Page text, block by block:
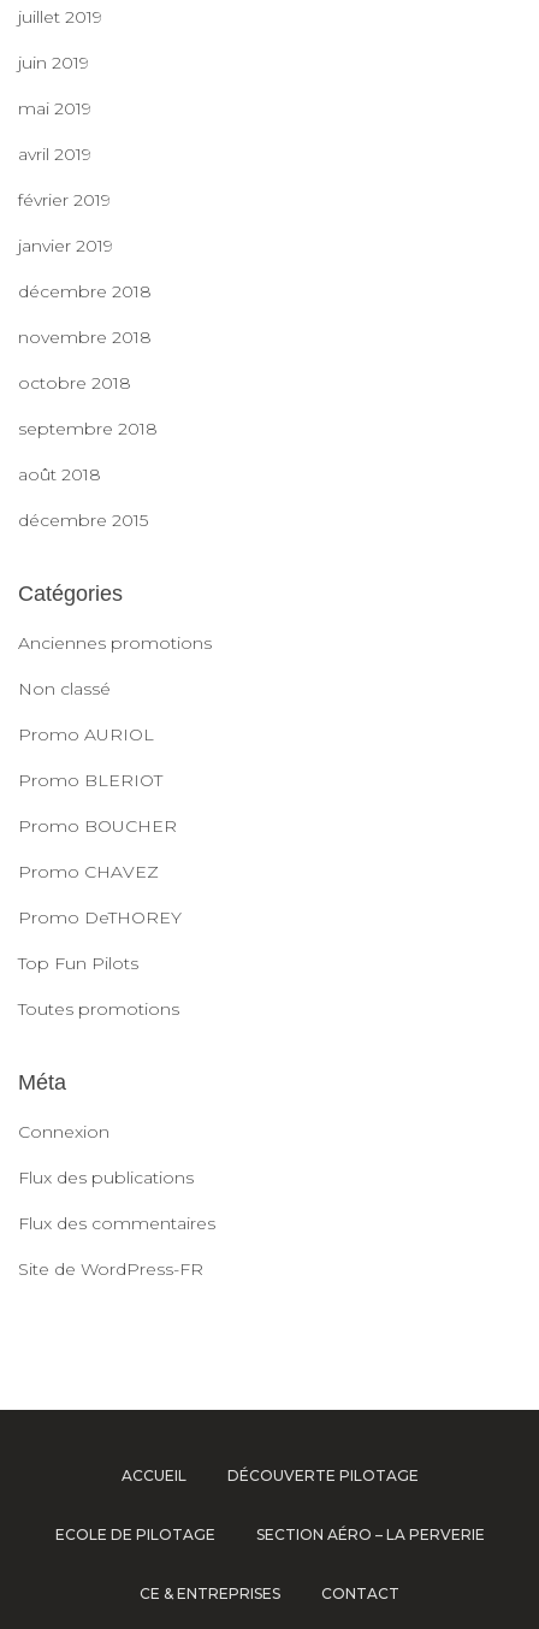
juillet 2019
juin 2019
mai 2019
avril 2019
février 2019
janvier 2019
décembre 2018
novembre 2018
octobre 2018
septembre 2018
août 2018
décembre 2015
Catégories
Anciennes promotions
Non classé
Promo AURIOL
Promo BLERIOT
Promo BOUCHER
Promo CHAVEZ
Promo DeTHOREY
Top Fun Pilots
Toutes promotions
Méta
Connexion
Flux des publications
Flux des commentaires
Site de WordPress-FR
ACCUEIL DÉCOUVERTE PILOTAGE
ECOLE DE PILOTAGE SECTION AÉRO – LA PERVERIE
CE & ENTREPRISES CONTACT